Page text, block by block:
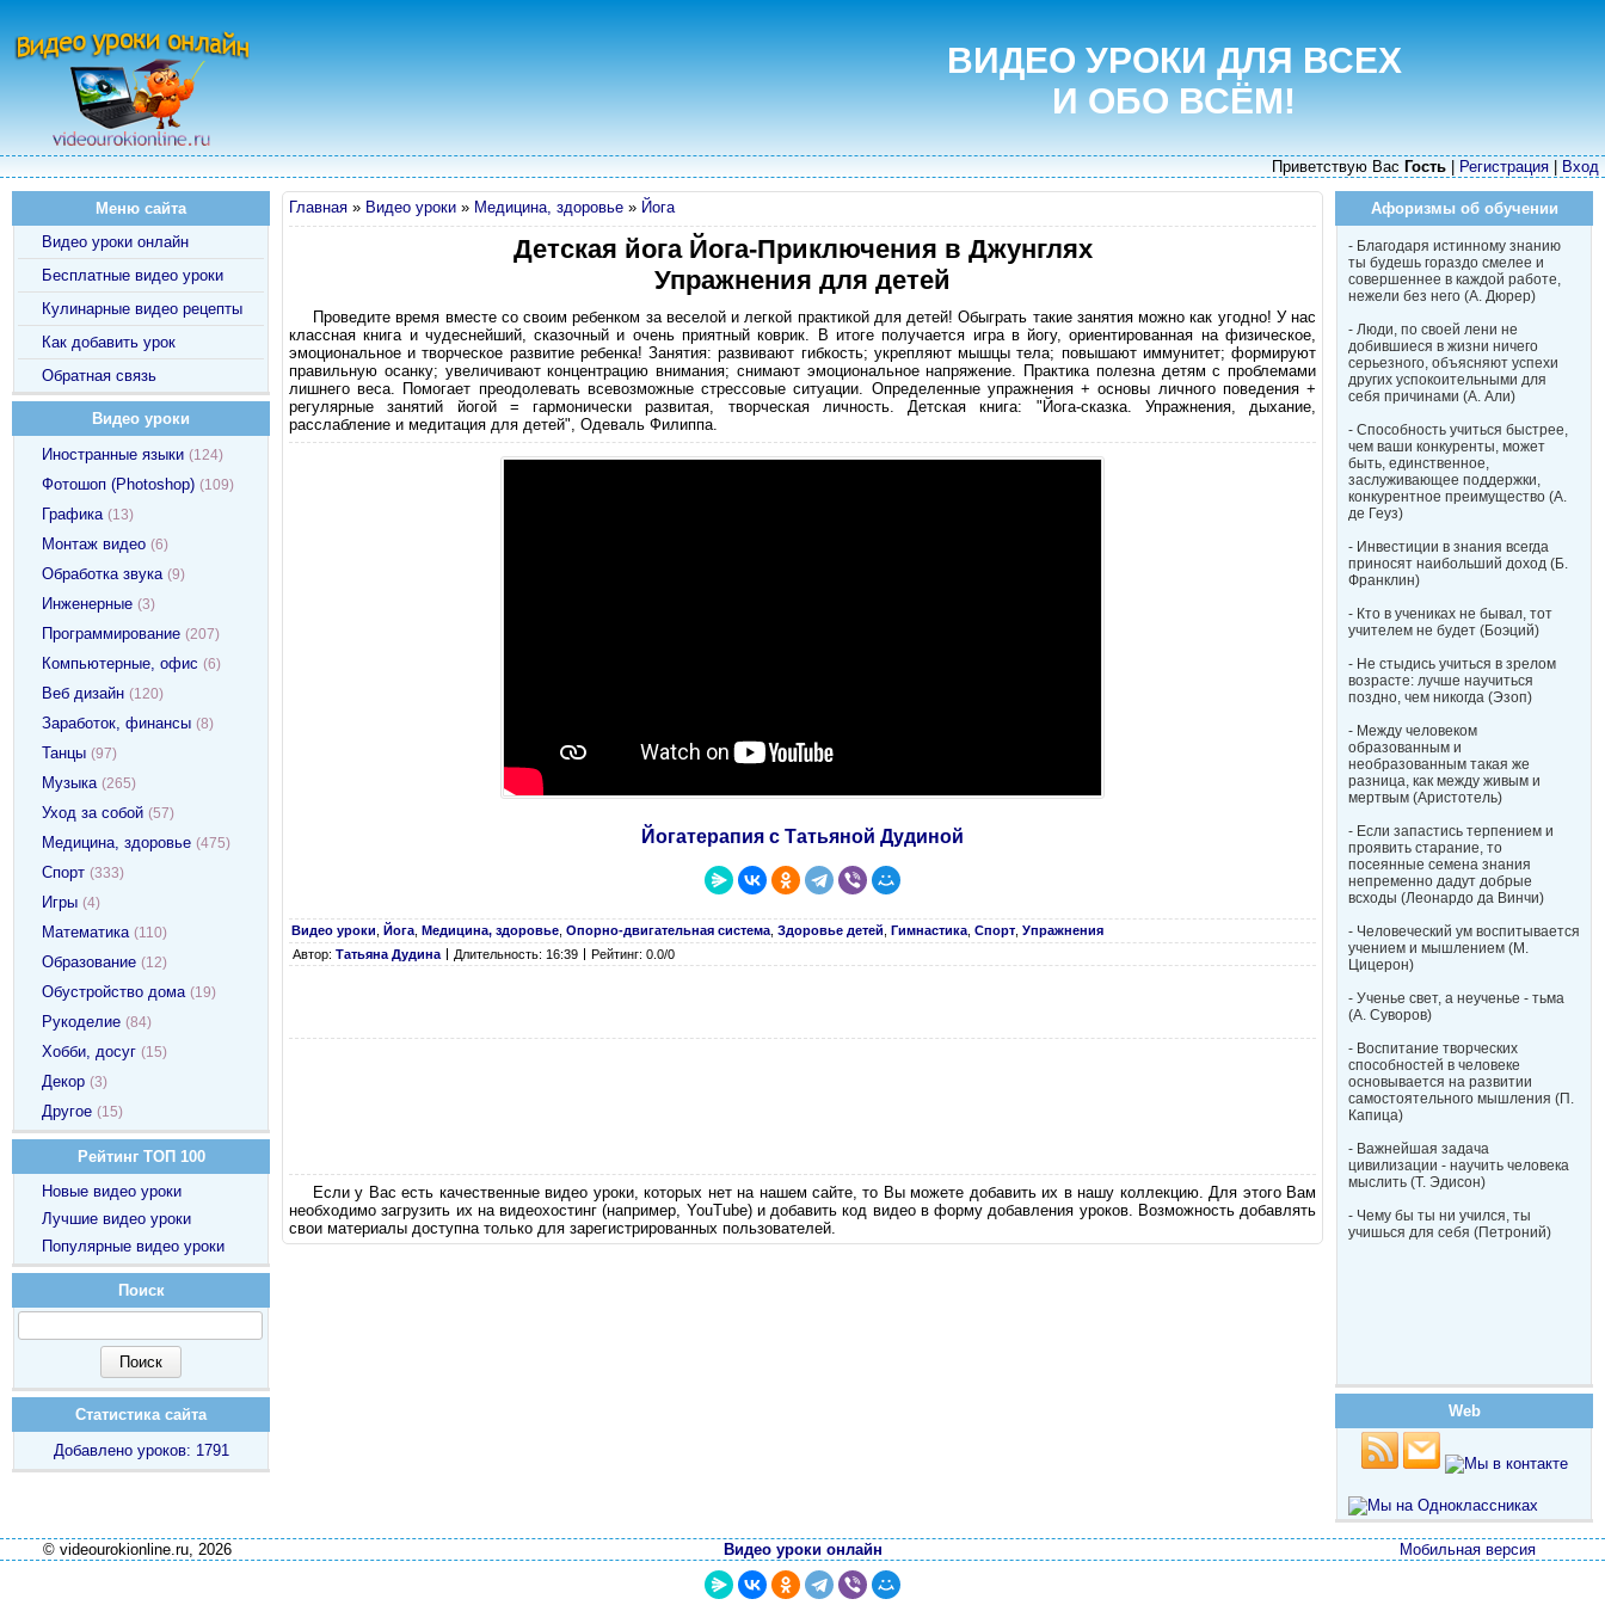
ВИДЕО УРОКИ ДЛЯ ВСЕХ
И ОБО ВСЁМ!
Приветствую Вас Гость Регистрация Вход
Главная » Видео уроки » Медицина, здоровье » Йога
Детская йога Йога-Приключения в Джунглях
Упражнения для детей
Проведите время вместе со своим ребенком за веселой и легкой практикой для детей! Обыграть такие занятия можно как угодно! У нас
классная книга и чудеснейший, сказочный и очень приятный коврик. В итоге получается игра в йогу, ориентированная на физическое,
эмоциональное и творческое развитие ребенка! Занятия: развивают гибкость; укрепляют мышцы тела; повышают иммунитет; формируют
правильную осанку; увеличивают концентрацию внимания; снимают эмоциональное напряжение. Практика полезна детям с проблемами
лишнего веса. Помогает преодолевать всевозможные стрессовые ситуации. Определенные упражнения + основы личного поведения +
регулярные занятий йогой = гармонически развитая, творческая личность. Детская книга: "Йога-сказка. Упражнения, дыхание,
расслабление и медитация для детей", Одеваль Филиппа.
Йогатерапия с Татьяной Дудиной
Видео уроки Йога Медицина, здоровье Опорно-двигательная система Здоровье детей Гимнастика Спорт Упражнения
Автор: Татьяна Дудина Длительность: 16:39 Рейтинг: 0.0/0
Если у Вас есть качественные видео уроки, которых нет на нашем сайте, то Вы можете добавить их в нашу коллекцию. Для этого Вам
необходимо загрузить их на видеохостинг (например, YouTube) и добавить код видео в форму добавления уроков. Возможность добавлять
свои материалы доступна только для зарегистрированных пользователей.
Меню сайта
Видео уроки онлайн
Бесплатные видео уроки
Кулинарные видео рецепты
Как добавить урок
Обратная связь
Видео уроки
Иностранные языки (124)
Фотошоп (Photoshop) (109)
Графика (13)
Монтаж видео (6)
Обработка звука (9)
Инженерные (3)
Программирование (207)
Компьютерные, офис (6)
Веб дизайн (120)
Заработок, финансы (8)
Танцы (97)
Музыка (265)
Уход за собой (57)
Медицина, здоровье (475)
Спорт (333)
Игры (4)
Математика (110)
Образование (12)
Обустройство дома (19)
Рукоделие (84)
Хобби, досуг (15)
Декор (3)
Другое (15)
Рейтинг ТОП 100
Новые видео уроки
Лучшие видео уроки
Популярные видео уроки
Поиск
Статистика сайта
Добавлено уроков: 1791
Афоризмы об обучении
- Благодаря истинному знанию
ты будешь гораздо смелее и
совершеннее в каждой работе,
нежели без него (А. Дюрер)
- Люди, по своей лени не
добившиеся в жизни ничего
серьезного, объясняют успехи
других успокоительными для
себя причинами (А. Али)
- Способность учиться быстрее,
чем ваши конкуренты, может
быть, единственное,
заслуживающее поддержки,
конкурентное преимущество (А.
де Геуз)
- Инвестиции в знания всегда
приносят наибольший доход (Б.
Франклин)
- Кто в учениках не бывал, тот
учителем не будет (Боэций)
- Не стыдись учиться в зрелом
возрасте: лучше научиться
поздно, чем никогда (Эзоп)
- Между человеком
образованным и
необразованным такая же
разница, как между живым и
мертвым (Аристотель)
- Если запастись терпением и
проявить старание, то
посеянные семена знания
непременно дадут добрые
всходы (Леонардо да Винчи)
- Человеческий ум воспитывается
учением и мышлением (М.
Цицерон)
- Ученье свет, а неученье - тьма
(А. Суворов)
- Воспитание творческих
способностей в человеке
основывается на развитии
самостоятельного мышления (П.
Капица)
- Важнейшая задача
цивилизации - научить человека
мыслить (Т. Эдисон)
- Чему бы ты ни учился, ты
учишься для себя (Петроний)
Web
© videourokionline.ru, 2026 Мобильная версия
Видео уроки онлайн